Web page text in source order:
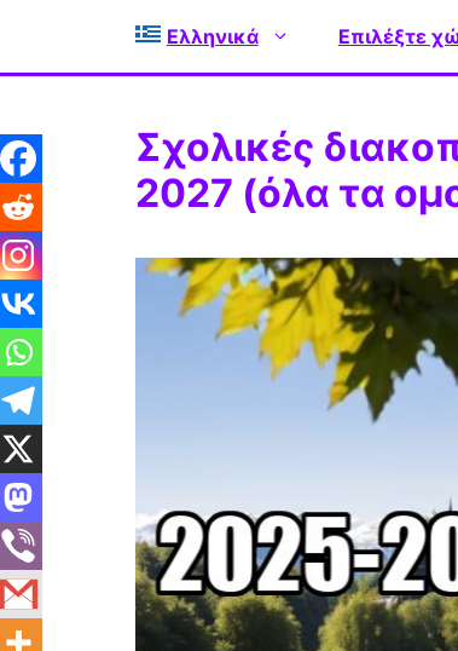
περιεχόμενο
Ελληνικά Επιλέξτε
Σχολικές
2027 (όλα τα